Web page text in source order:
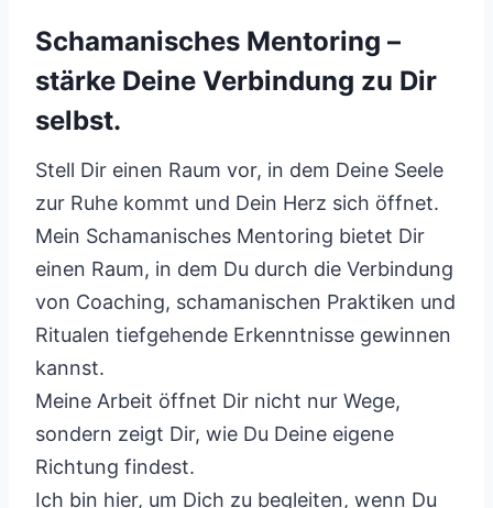
Schamanisches Mentoring –
stärke Deine Verbindung zu Dir
selbst.
Stell Dir einen Raum vor, in dem Deine Seele
zur Ruhe kommt und Dein Herz sich öffnet.
Mein Schamanisches Mentoring bietet Dir
einen Raum, in dem Du durch die Verbindung
von Coaching, schamanischen Praktiken und
Ritualen tiefgehende Erkenntnisse gewinnen
kannst.
Meine Arbeit öffnet Dir nicht nur Wege,
sondern zeigt Dir, wie Du Deine eigene
Richtung findest.
Ich bin hier, um Dich zu begleiten, wenn Du